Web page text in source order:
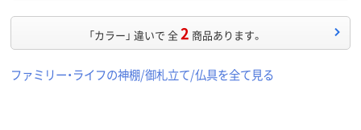
「カラー」 違いで 全2 商品あります。
ファミリー・ライフの神棚/御札立て/仏具を全て見る